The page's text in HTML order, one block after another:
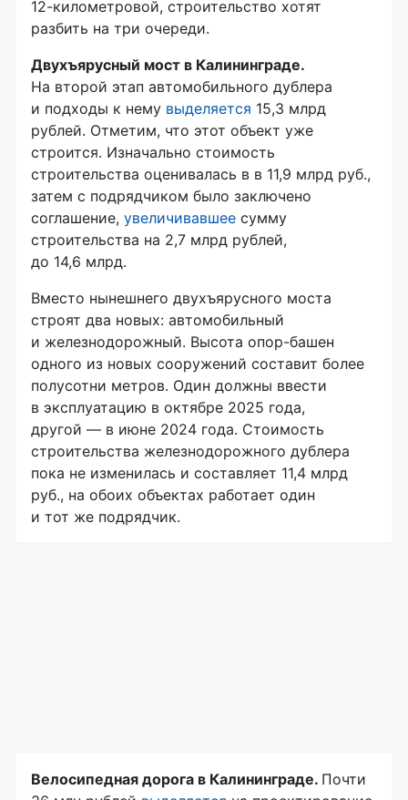
12-километровой, строительство хотят
разбить на три очереди.
Двухъярусный мост в Калининграде.
На второй этап автомобильного дублера
и подходы к нему выделяется 15,3 млрд
рублей. Отметим, что этот объект уже
строится. Изначально стоимость
строительства оценивалась в в 11,9 млрд руб.,
затем с подрядчиком было заключено
соглашение, увеличивавшее сумму
строительства на 2,7 млрд рублей,
до 14,6 млрд.
Вместо нынешнего двухъярусного моста
строят два новых: автомобильный
и железнодорожный. Высота опор-башен
одного из новых сооружений составит более
полусотни метров. Один должны ввести
в эксплуатацию в октябре 2025 года,
другой — в июне 2024 года. Стоимость
строительства железнодорожного дублера
пока не изменилась и составляет 11,4 млрд
руб., на обоих объектах работает один
и тот же подрядчик.
Велосипедная дорога в Калининграде. Почти